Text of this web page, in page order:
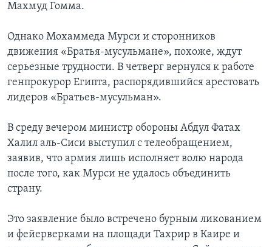
Махмуд Гомма.
Однако Мохаммеда Мурси и сторонников
движения «Братья-мусульмане», похоже, ждут
серьезные трудности. В четверг вернулся к работе
генпрокурор Египта, распорядившийся арестовать
лидеров «Братьев-мусульман».
В среду вечером министр обороны Абдул Фатах
Халил аль-Сиси выступил с телеобращением,
заявив, что армия лишь исполняет волю народа
после того, как Мурси не удалось объединить
страну.
Это заявление было встречено бурным ликованием
и фейерверками на площади Тахрир в Каире и